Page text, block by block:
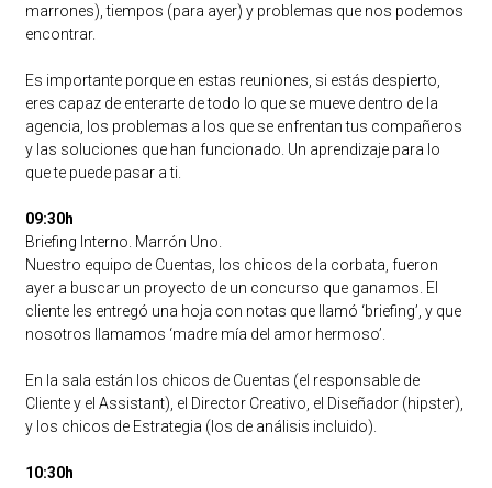
marrones), tiempos (para ayer) y problemas que nos podemos
encontrar.
Es importante porque en estas reuniones, si estás despierto,
eres capaz de enterarte de todo lo que se mueve dentro de la
agencia, los problemas a los que se enfrentan tus compañeros
y las soluciones que han funcionado. Un aprendizaje para lo
que te puede pasar a ti.
09:30h
Briefing Interno. Marrón Uno.
Nuestro equipo de Cuentas, los chicos de la corbata, fueron
ayer a buscar un proyecto de un concurso que ganamos. El
cliente les entregó una hoja con notas que llamó ‘briefing’, y que
nosotros llamamos ‘madre mía del amor hermoso’.
En la sala están los chicos de Cuentas (el responsable de
Cliente y el Assistant), el Director Creativo, el Diseñador (hipster),
y los chicos de Estrategia (los de análisis incluido).
10:30h